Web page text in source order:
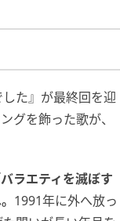
た』が最終回を迎
グを飾った歌が、
ラエティを滅ぼす
1991年に外へ放っ